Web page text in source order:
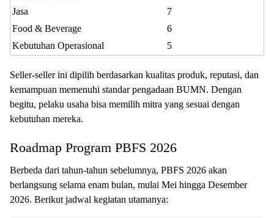
Jasa
7
Food & Beverage
6
Kebutuhan Operasional
5
Seller-seller ini dipilih berdasarkan kualitas produk, reputasi, dan
kemampuan memenuhi standar pengadaan BUMN. Dengan
begitu, pelaku usaha bisa memilih mitra yang sesuai dengan
kebutuhan mereka.
Roadmap Program PBFS 2026
Berbeda dari tahun-tahun sebelumnya, PBFS 2026 akan
berlangsung selama enam bulan, mulai Mei hingga Desember
2026. Berikut jadwal kegiatan utamanya: